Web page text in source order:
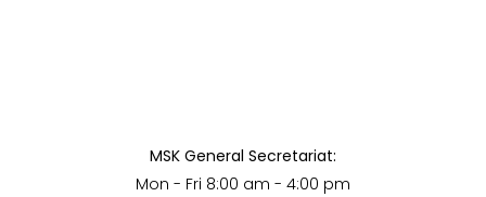
MSK General Secretariat:
Mon - Fri 8:00 am - 4:00 pm